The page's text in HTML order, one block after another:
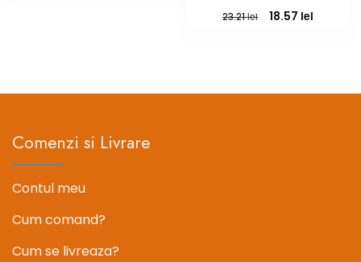
23.21lei
Prețul
18.57 lei
Comenzi si Livrare
Contul meu
Cum comand?
Cum se livreaza?